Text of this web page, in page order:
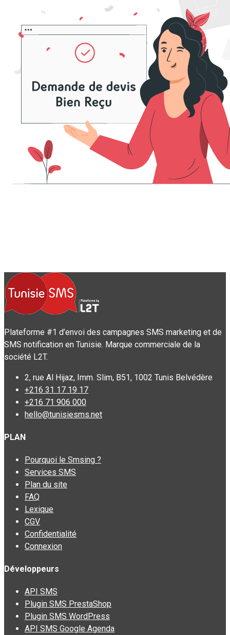
Plateforme #1 d’envoi des campagnes SMS marketing et de
SMS notification en Tunisie. Marque commerciale de la
société L2T.
2, rue Al Hijaz, Imm. Slim, B51, 1002 Tunis Belvédère
+216 31 17 19 17
+216 71 906 000
hello@tunisiesms.net
PLAN
Pourquoi le Smsing ?
Services SMS
Plan du site
FAQ
Lexique
CGV
Confidentialité
Connexion
Développeurs
API SMS
Plugin SMS PrestaShop
Plugin SMS WordPress
API SMS Google Agenda